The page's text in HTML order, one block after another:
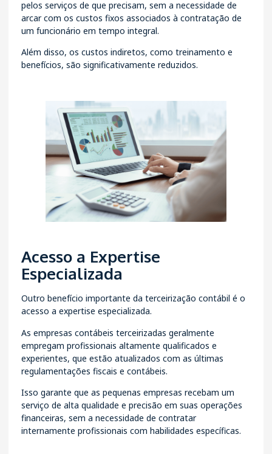
pelos serviços de que precisam, sem a necessidade de
arcar com os custos fixos associados à contratação de
um funcionário em tempo integral.
Além disso, os custos indiretos, como treinamento e
benefícios, são significativamente reduzidos.
Acesso a Expertise
Especializada
Outro benefício importante da terceirização contábil é o
acesso a expertise especializada.
As empresas contábeis terceirizadas geralmente
empregam profissionais altamente qualificados e
experientes, que estão atualizados com as últimas
regulamentações fiscais e contábeis.
Isso garante que as pequenas empresas recebam um
serviço de alta qualidade e precisão em suas operações
financeiras, sem a necessidade de contratar
internamente profissionais com habilidades específicas.